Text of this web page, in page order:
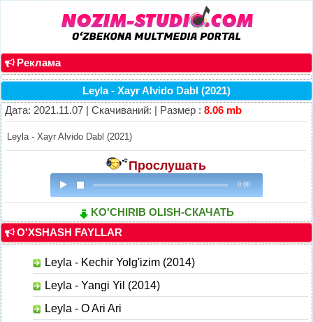
Реклама
Leyla - Xayr Alvido Dabl (2021)
Дата: 2021.11.07 | Скачиваний: | Размер : 8.06 mb
Leyla - Xayr Alvido Dabl (2021)
Прослушать
0:00
KO'CHIRIB OLISH-СКАЧАТЬ
O'XSHASH FAYLLAR
Leyla - Kechir Yolg'izim (2014)
Leyla - Yangi Yil (2014)
Leyla - O Ari Ari